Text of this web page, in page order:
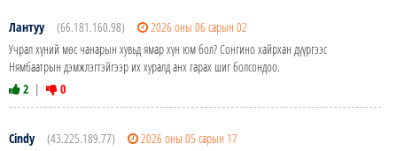
Лантуу (66.181.160.98)
2026 оны 06 сарын 02
Учрал хүний мөс чанарын хувьд ямар хүн юм бол? Сонгино хайрхан дүүргээс
Нямбаатрын дэмжлэгтэйгээр их хуралд анх гарах шиг болсондоо.
2 | 0
Cindy (43.225.189.77)
2026 оны 05 сарын 17